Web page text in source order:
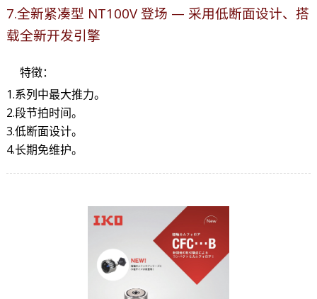
7.全新紧凑型 NT100V 登场 — 采用低断面设计、搭
载全新开发引擎
特徵：
1.系列中最大推力。
2.段节拍时间。
3.低断面设计。
4.长期免维护。